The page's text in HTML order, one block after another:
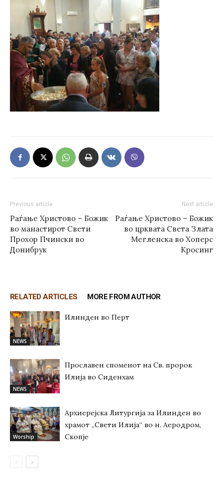
Previous article
Раѓање Христово – Божик
во манастирот Свети
Прохор Пчински во
Донибрук
Next article
Раѓање Христово – Божик
во црквата Света Злата
Мегленска во Хоперс
Кросинг
RELATED ARTICLES MORE FROM AUTHOR
NEWS
Илинден во Перт
NEWS
Прославен споменот на Св. пророк
Илија во Сиденхам
Worship
Архиерејска Литургија за Илинден во
храмот „Свети Илија“ во н. Аеродром,
Скопје